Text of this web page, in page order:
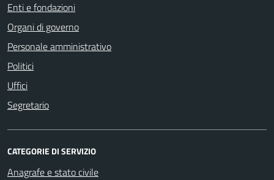
Enti e fondazioni
Organi di governo
Personale amministrativo
Politici
Uffici
Segretario
CATEGORIE DI SERVIZIO
Anagrafe e stato civile